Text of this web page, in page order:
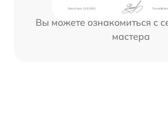
Вы можете ознакомиться с
мастера